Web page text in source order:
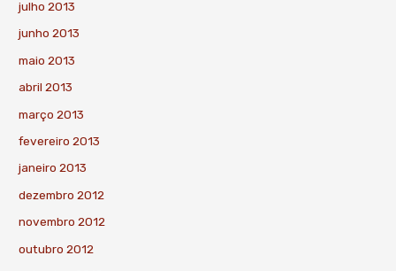
julho 2013
junho 2013
maio 2013
abril 2013
março 2013
fevereiro 2013
janeiro 2013
dezembro 2012
novembro 2012
outubro 2012